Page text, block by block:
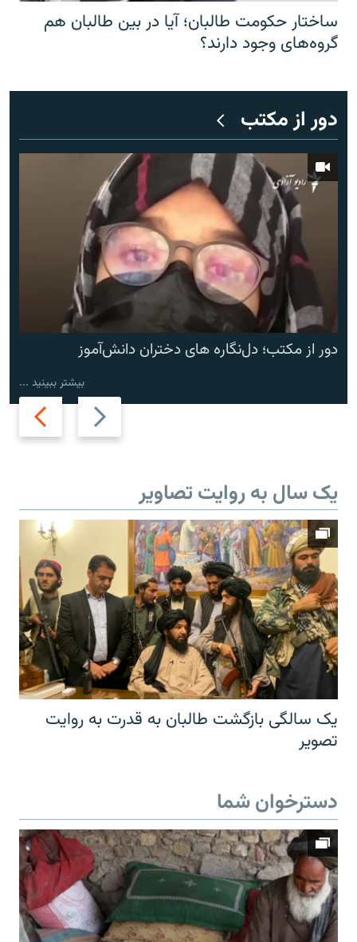
ساختار حکومت طالبان؛ آیا در بین طالبان هم
گروه‌های وجود دارند؟
دور از مکتب
Previous
slide
Next
slide
دور از مکتب؛ دل‌نگاره های دختران دانش‌آموز
بیشتر ببینید ...
یک سال به روایت تصاویر
یک سالگی بازگشت طالبان به قدرت به روایت
تصویر
دسترخوان شما